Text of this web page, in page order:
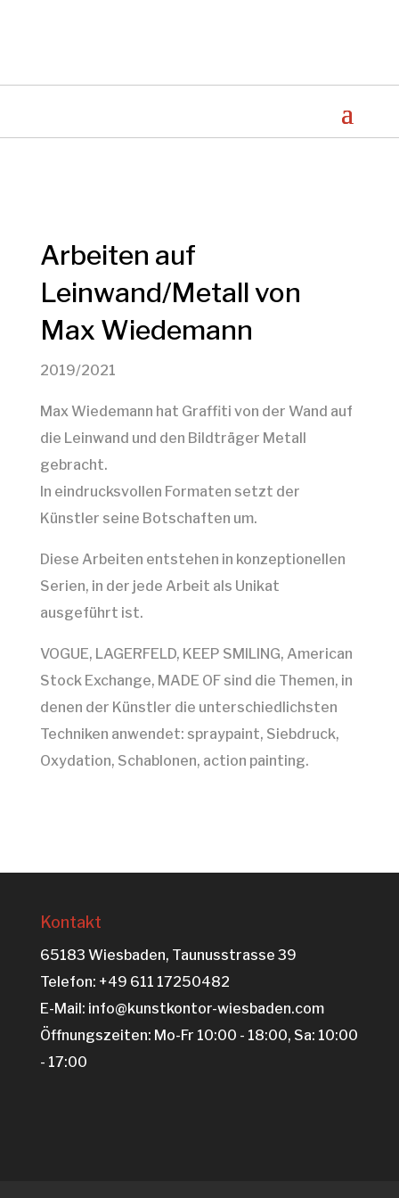
Arbeiten auf
Leinwand/Metall von
Max Wiedemann
2019/2021
Max Wiedemann hat Graffiti von der Wand auf
die Leinwand und den Bildträger Metall
gebracht.
In eindrucksvollen Formaten setzt der
Künstler seine Botschaften um.
Diese Arbeiten entstehen in konzeptionellen
Serien, in der jede Arbeit als Unikat
ausgeführt ist.
VOGUE, LAGERFELD, KEEP SMILING, American
Stock Exchange, MADE OF sind die Themen, in
denen der Künstler die unterschiedlichsten
Techniken anwendet: spraypaint, Siebdruck,
Oxydation, Schablonen, action painting.
Kontakt
65183 Wiesbaden, Taunusstrasse 39
Telefon: +49 611 17250482
E-Mail: info@kunstkontor-wiesbaden.com
Öffnungszeiten: Mo-Fr 10:00 - 18:00, Sa: 10:00
- 17:00